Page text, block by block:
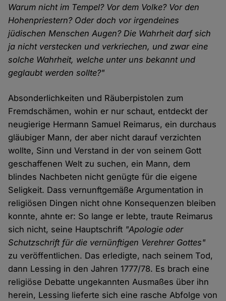
Warum nicht im Tempel? Vor dem Volke? Vor den
Hohenpriestern? Oder doch vor irgendeines
jüdischen Menschen Augen? Die Wahrheit darf sich
ja nicht verstecken und verkriechen, und zwar eine
solche Wahrheit, welche unter uns bekannt und
geglaubt werden sollte?"
Absonderlichkeiten und Räuberpistolen zum
Fremdschämen, wohin er nur schaut, entdeckt der
neugierige Hermann Samuel Reimarus, ein durchaus
gläubiger Mann, der aber nicht darauf verzichten
wollte, Sinn und Verstand in der von seinem Gott
geschaffenen Welt zu suchen, ein Mann, dem
blindes Nachbeten nicht genügte für die eigene
Seligkeit. Dass vernunftgemäße Argumentation in
religiösen Dingen nicht ohne Konsequenzen bleiben
konnte, ahnte er: So lange er lebte, traute Reimarus
sich nicht, seine Hauptschrift "Apologie oder
Schutzschrift für die vernünftigen Verehrer Gottes"
zu veröffentlichen. Das erledigte, nach seinem Tod,
dann Lessing in den Jahren 1777/78. Es brach eine
religiöse Debatte ungekannten Ausmaßes über ihn
herein, Lessing lieferte sich eine rasche Abfolge von